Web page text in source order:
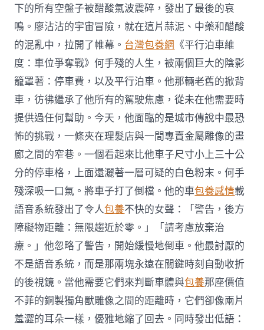
下的所有空盤子被醋酸氣波震碎，發出了最後的哀
鳴。廖沾沾的宇宙冒險，就在這片蒜泥、中藥和醋酸
的混亂中，拉開了帷幕。 台灣包養網 《平行泊車維
度：車位爭奪戰》何手殘的人生，被兩個巨大的陰影
籠罩著：停車費，以及平行泊車。他那輛老舊的掀背
車，彷彿繼承了他所有的駕駛焦慮，從未在他需要時
提供過任何幫助。今天，他面臨的是城市傳說中最恐
怖的挑戰，一條夾在理髮店與一間專賣金屬雕像的畫
廊之間的窄巷。一個看起來比他車子尺寸小上三十公
分的停車格，上面還灑著一層可疑的白色粉末。何手
殘深吸一口氣。將車子打了倒檔。他的車包養感情載
語音系統發出了令人包養不快的女聲：「警告，後方
障礙物距離：無限趨近於零。」「請考慮放棄治
療。」他忽略了警告，開始緩慢地倒車。他最討厭的
不是語音系統，而是那兩塊永遠在關鍵時刻自動收折
的後視鏡。當他需要它們來判斷車體與包養那座價值
不菲的銅製獨角獸雕像之間的距離時，它們卻像兩片
羞澀的耳朵一樣，優雅地縮了回去。同時發出低語：